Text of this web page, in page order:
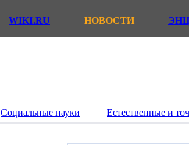
WIKI.RU НОВОСТИ
Социальные науки Естественные и